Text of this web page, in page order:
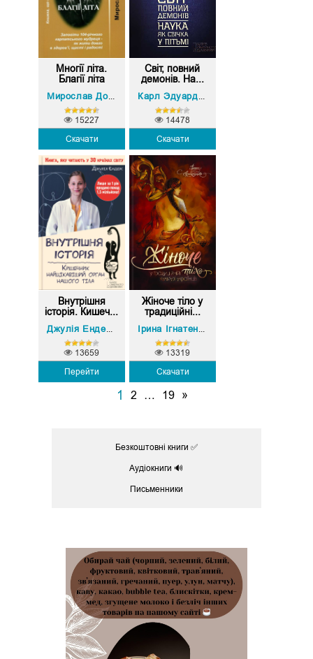
Многії літа.
Благії літа
Мирослав Дочинець
Скачати
15227
Світ, повний
демонів. На...
Карл Эдуард Саган
Скачати
14478
Внутрішня
історія. Кишеч...
Джулія Ендерс
Перейти
13659
Жіноче тіло у
традиційні...
Скачати
13319
1 2 … 19 »
Безкоштовні книги ✅
Аудіокниги 🔊
Письменники